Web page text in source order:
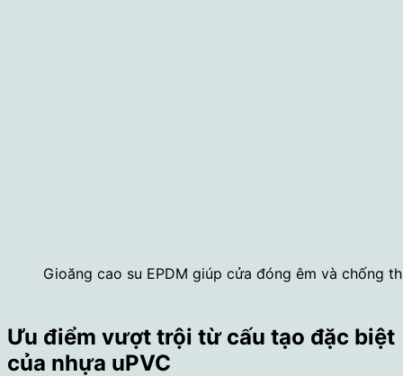
Gioăng cao su EPDM giúp cửa đóng êm và chống
Ưu điểm vượt trội từ cấu tạo đặc biệt
của nhựa uPVC